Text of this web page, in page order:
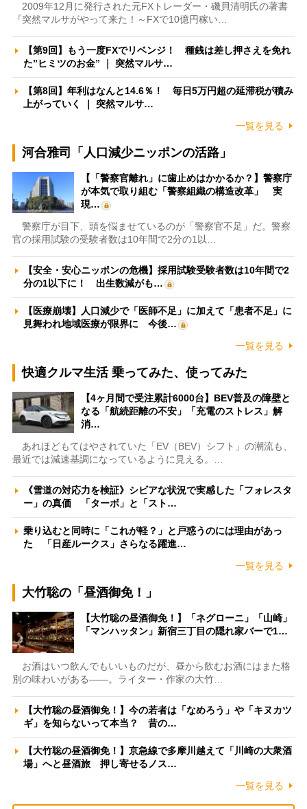
2009年12月に発行された元FXトレーダー・磯貝清明氏の著書
『突然マルサがやって来た！～FXで10億円稼い…
【第9回】もう一度FXでリベンジ！ 種銭は差し押さえを免れ
た”ヒミツのお金” ｜ 突然マルサ…
【第8回】年利はなんと14.6％！ 毎日5万円超の延滞税が積み
上がっていく ｜ 突然マルサ…
一覧を見る
河合雅司「人口減少ニッポンの活路」
【「警察官離れ」に歯止めはかかるか？】警察庁
が本気で取り組む「警察組織の構造改革」 実
現…
警察庁が目下、頭を悩ませているのが「警察官不足」だ。警察
官の採用試験の受験者数は10年間で2分の1以…
【安全・安心ニッポンの危機】採用試験受験者数は10年間で2
分の1以下に！ 出生数減がも…
【医療崩壊】人口減少で「医師不足」に加えて「患者不足」に
見舞われ地域医療が限界に 今後…
一覧を見る
快適クルマ生活 乗ってみた、使ってみた
【4ヶ月間で受注累計6000台】BEV普及の障壁と
なる「航続距離の不安」「充電のストレス」解
消…
あれほどもてはやされていた「EV（BEV）シフト」の潮流も、
最近では減速基調になっているように見える。…
《雪道の対応力を検証》シビアな状況で実感した「フォレスタ
ー」の真価 「ターボ」と「スト…
乗り込むと同時に「これが軽？」と戸惑うのには理由があっ
た 「日産ルークス」さらなる躍進…
一覧を見る
大竹聡の「昼酒御免！」
【大竹聡の昼酒御免！】「ネグローニ」「山崎」
「マンハッタン」新宿三丁目の隠れ家バーで1…
お酒はいつ飲んでもいいものだが、昼から飲むお酒にはまた格
別の味わいがある――。ライター・作家の大竹…
【大竹聡の昼酒御免！】今の若者は「なめろう」や「キヌカツ
ギ」を知らないって本当？ 昔の…
【大竹聡の昼酒御免！】京急線で多摩川越えて「川崎の大衆酒
場」へと昼酒旅 押し寄せるノス…
一覧を見る